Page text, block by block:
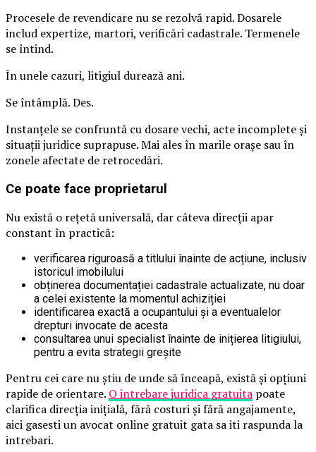
Procesele de revendicare nu se rezolvă rapid. Dosarele
includ expertize, martori, verificări cadastrale. Termenele
se întind.
În unele cazuri, litigiul durează ani.
Se întâmplă. Des.
Instanțele se confruntă cu dosare vechi, acte incomplete și
situații juridice suprapuse. Mai ales în marile orașe sau în
zonele afectate de retrocedări.
Ce poate face proprietarul
Nu există o rețetă universală, dar câteva direcții apar
constant în practică:
verificarea riguroasă a titlului înainte de acțiune, inclusiv
istoricul imobilului
obținerea documentației cadastrale actualizate, nu doar
a celei existente la momentul achiziției
identificarea exactă a ocupantului și a eventualelor
drepturi invocate de acesta
consultarea unui specialist înainte de inițierea litigiului,
pentru a evita strategii greșite
Pentru cei care nu știu de unde să înceapă, există și opțiuni
rapide de orientare. O intrebare juridica gratuita poate
clarifica direcția inițială, fără costuri și fără angajamente,
aici gasesti un avocat online gratuit gata sa iti raspunda la
intrebari.